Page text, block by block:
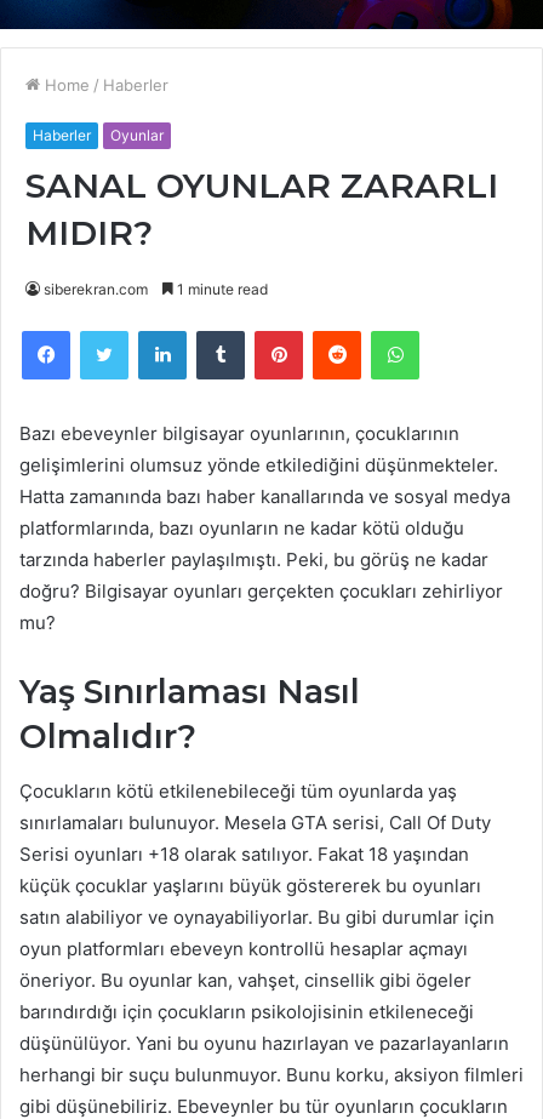
Home / Haberler
Haberler Oyunlar
SANAL OYUNLAR ZARARLI
MIDIR?
siberekran.com 1 minute read
FacebookTwitter LinkedInTumblr PinterestReddit WhatsApp
Bazı ebeveynler bilgisayar oyunlarının, çocuklarının
gelişimlerini olumsuz yönde etkilediğini düşünmekteler.
Hatta zamanında bazı haber kanallarında ve sosyal medya
platformlarında, bazı oyunların ne kadar kötü olduğu
tarzında haberler paylaşılmıştı. Peki, bu görüş ne kadar
doğru? Bilgisayar oyunları gerçekten çocukları zehirliyor
mu?
Yaş Sınırlaması Nasıl
Olmalıdır?
Çocukların kötü etkilenebileceği tüm oyunlarda yaş
sınırlamaları bulunuyor. Mesela GTA serisi, Call Of Duty
Serisi oyunları +18 olarak satılıyor. Fakat 18 yaşından
küçük çocuklar yaşlarını büyük göstererek bu oyunları
satın alabiliyor ve oynayabiliyorlar. Bu gibi durumlar için
oyun platformları ebeveyn kontrollü hesaplar açmayı
öneriyor. Bu oyunlar kan, vahşet, cinsellik gibi ögeler
barındırdığı için çocukların psikolojisinin etkileneceği
düşünülüyor. Yani bu oyunu hazırlayan ve pazarlayanların
herhangi bir suçu bulunmuyor. Bunu korku, aksiyon filmleri
gibi düşünebiliriz. Ebeveynler bu tür oyunların çocukların